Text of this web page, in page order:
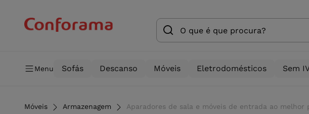
Menu Sofás Descanso Móveis Eletrodomésticos Sem
Móveis Armazenagem Aparadores de sala e móveis de entrada ao melhor